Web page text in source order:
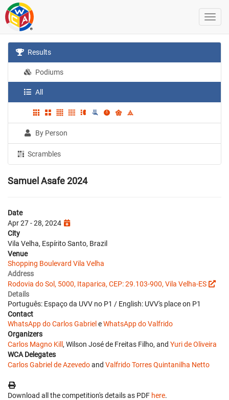
Results
Podiums
All
By Person
Scrambles
Samuel Asafe 2024
Date
Apr 27 - 28, 2024
City
Vila Velha, Espírito Santo, Brazil
Venue
Shopping Boulevard Vila Velha
Address
Rodovia do Sol, 5000, Itaparica, CEP: 29.103-900, Vila Velha-ES
Details
Português: Espaço da UVV no P1 / English: UVV's place on P1
Contact
WhatsApp do Carlos GabrieleWhatsApp do Valfrido
Organizers
Carlos Magno Kill, Wilson José de Freitas Filho, and Yuri de Oliveira
WCA Delegates
Carlos Gabriel de Azevedoand Valfrido Torres Quintanilha Netto
Download all the competition's details as PDF here.